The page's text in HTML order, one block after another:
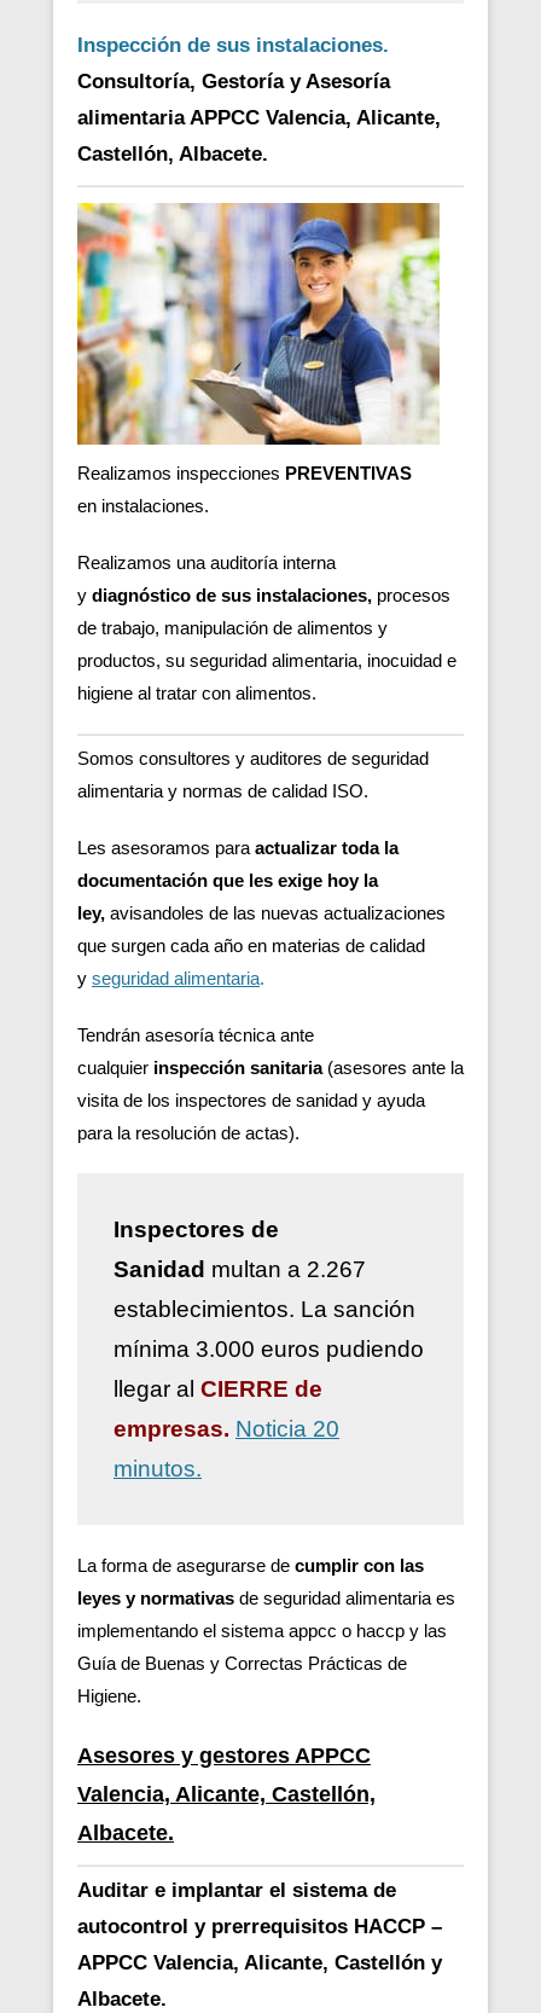
Inspección de sus instalaciones.
Consultoría, Gestoría y Asesoría
alimentaria APPCC Valencia, Alicante,
Castellón, Albacete.
Realizamos inspecciones PREVENTIVAS
en instalaciones.
Realizamos una auditoría interna
y diagnóstico de sus instalaciones, procesos
de trabajo, manipulación de alimentos y
productos, su seguridad alimentaria, inocuidad e
higiene al tratar con alimentos.
Somos consultores y auditores de seguridad
alimentaria y normas de calidad ISO.
Les asesoramos para actualizar toda la
documentación que les exige hoy la
ley, avisandoles de las nuevas actualizaciones
que surgen cada año en materias de calidad
y seguridad alimentaria.
Tendrán asesoría técnica ante
cualquier inspección sanitaria (asesores ante la
visita de los inspectores de sanidad y ayuda
para la resolución de actas).
Inspectores de
Sanidad multan a 2.267
establecimientos. La sanción
mínima 3.000 euros pudiendo
llegar al CIERRE de
empresas. Noticia 20
minutos.
La forma de asegurarse de cumplir con las
leyes y normativas de seguridad alimentaria es
implementando el sistema appcc o haccp y las
Guía de Buenas y Correctas Prácticas de
Higiene.
Asesores y gestores APPCC
Valencia, Alicante, Castellón,
Albacete.
Auditar e implantar el sistema de
autocontrol y prerrequisitos HACCP –
APPCC Valencia, Alicante, Castellón y
Albacete.